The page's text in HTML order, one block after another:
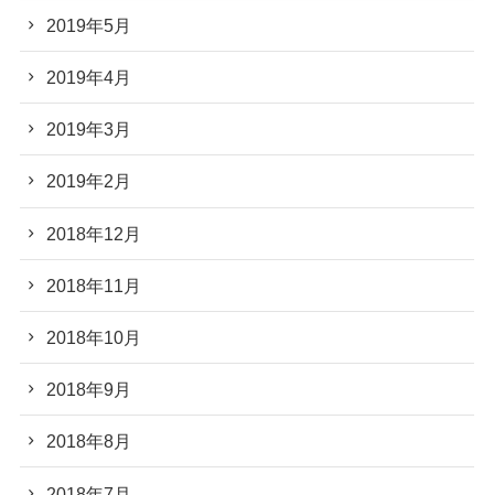
2019年5月
2019年4月
2019年3月
2019年2月
2018年12月
2018年11月
2018年10月
2018年9月
2018年8月